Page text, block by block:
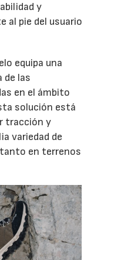
y
al pie del usuario
equipa una
de las
en el ámbito
solución está
tracción y
variedad de
en terrenos